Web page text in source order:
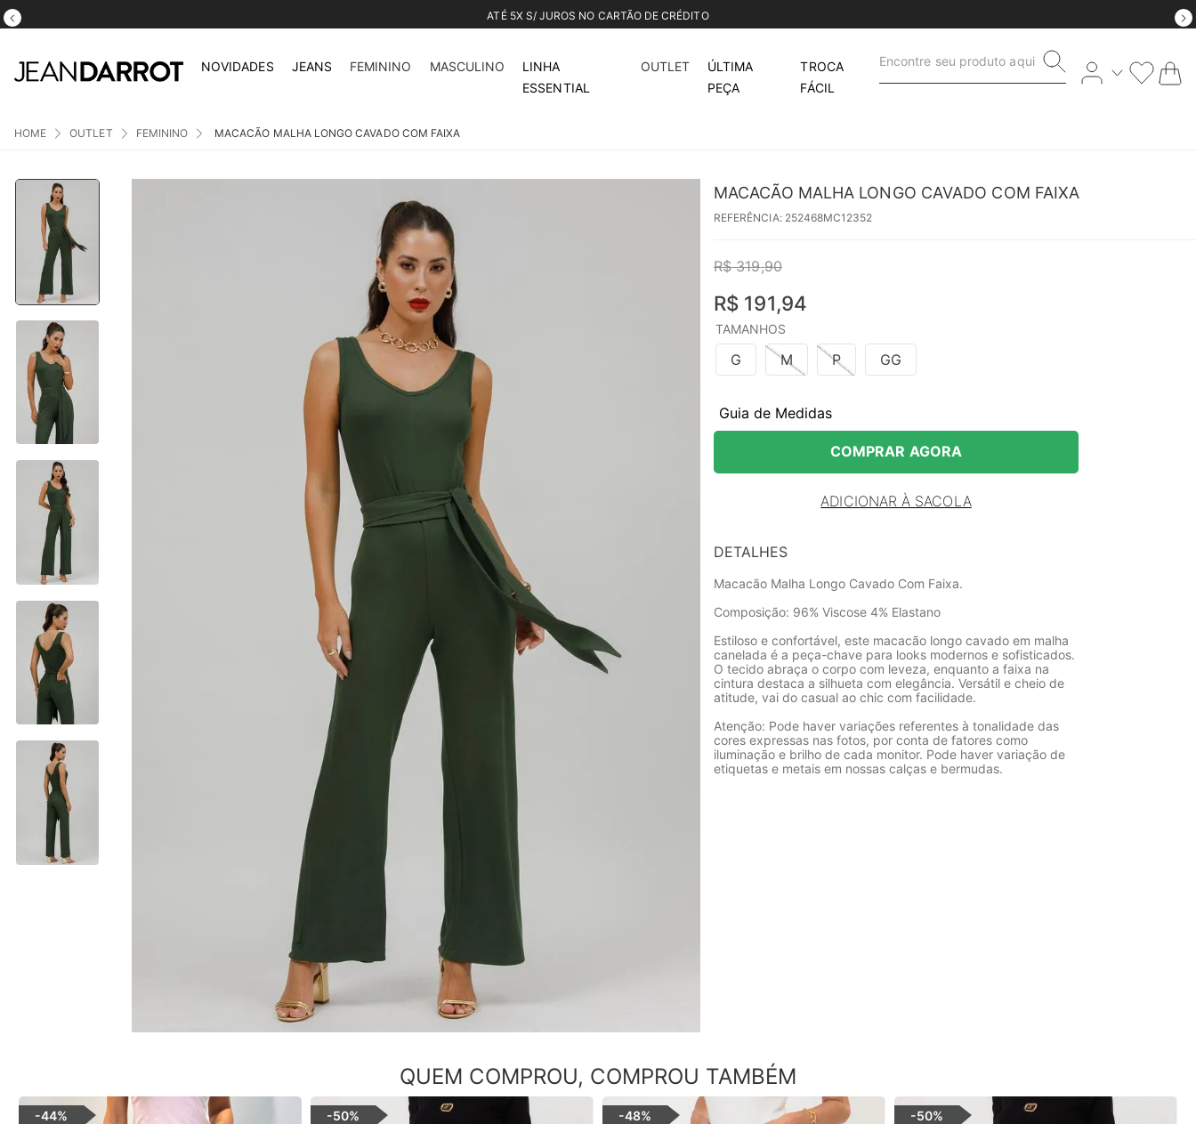
ATÉ 5X S/ JUROS NO CARTÃO DE CRÉDITO
NOVIDADES JEANS FEMININO MASCULINO
LINHA
ESSENTIAL
OUTLET
ÚLTIMA
PEÇA
TROCA
FÁCIL
Encontre seu produto aqui
OUTLET FEMININO MACACÃO MALHA LONGO CAVADO COM FAIXA
MACACÃO MALHA LONGO CAVADO COM FAIXA
REFERÊNCIA: 252468MC12352
R$ 319,90
R$ 191,94
40%off
TAMANHOS
G M P GG
Guia de Medidas
COMPRAR AGORA
ADICIONAR À SACOLA
DETALHES
Macacão Malha Longo Cavado Com Faixa.
Composição: 96% Viscose 4% Elastano
Estiloso e confortável, este macacão longo cavado em malha
canelada é a peça-chave para looks modernos e sofisticados.
O tecido abraça o corpo com leveza, enquanto a faixa na
cintura destaca a silhueta com elegância. Versátil e cheio de
atitude, vai do casual ao chic com facilidade.
Atenção: Pode haver variações referentes à tonalidade das
cores expressas nas fotos, por conta de fatores como
iluminação e brilho de cada monitor. Pode haver variação de
etiquetas e metais em nossas calças e bermudas.
QUEM COMPROU, COMPROU TAMBÉM
-44% -50% -48% -50%